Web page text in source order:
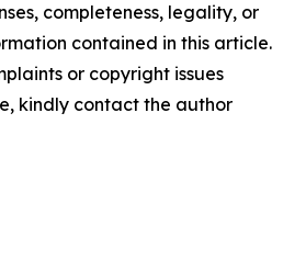
completeness, legality, or
contained in this article.
or copyright issues
kindly contact the author